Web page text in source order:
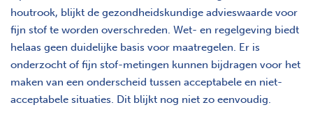
houtrook, blijkt de gezondheidskundige advieswaarde voor
fijn stof te worden overschreden. Wet- en regelgeving biedt
helaas geen duidelijke basis voor maatregelen. Er is
onderzocht of fijn stof-metingen kunnen bijdragen voor het
maken van een onderscheid tussen acceptabele en niet-
acceptabele situaties. Dit blijkt nog niet zo eenvoudig.